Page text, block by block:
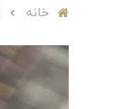
خانه